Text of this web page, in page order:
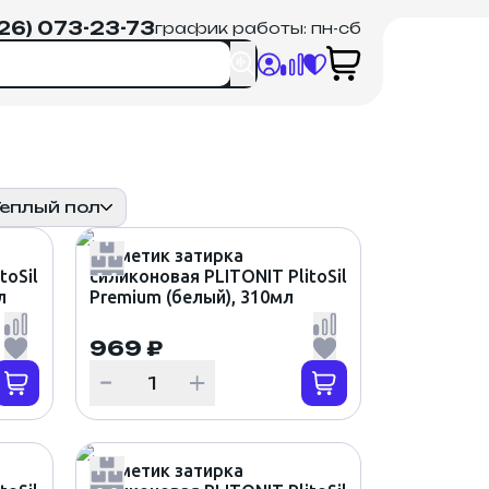
073-23-73график работы: пн-сб
пол
Герметик затирка
силиконовая PLITONIT PlitoSil
Premium (белый), 310мл
969 ₽
Герметик затирка